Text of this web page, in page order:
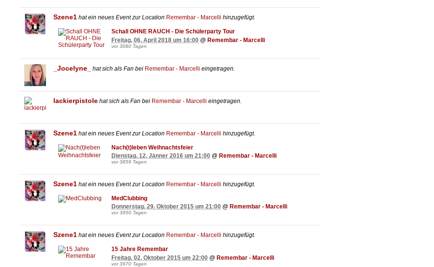
Szene1 hat ein neues Event zur Location Remembar - Marcelli hinzugefügt.
Schall OHNE RAUCH - Die Schülerparty Tour
Freitag, 06. April 2018 um 16:00 @ Remembar - Marcelli
vor 3080 Tagen
_Jocelyne_ hat sich als Fan bei Remembar - Marcelli eingetragen.
lackierpistole hat sich als Fan bei Remembar - Marcelli eingetragen.
Szene1 hat ein neues Event zur Location Remembar - Marcelli hinzugefügt.
Nach(t)leben Weihnachtsfeier
Dienstag, 12. Jänner 2016 um 21:00 @ Remembar - Marcelli
vor 3859 Tagen
Szene1 hat ein neues Event zur Location Remembar - Marcelli hinzugefügt.
MedClubbing
Donnerstag, 29. Oktober 2015 um 21:00 @ Remembar - Marcelli
vor 3950 Tagen
Szene1 hat ein neues Event zur Location Remembar - Marcelli hinzugefügt.
15 Jahre Remembar
Freitag, 02. Oktober 2015 um 22:00 @ Remembar - Marcelli
vor 3970 Tagen